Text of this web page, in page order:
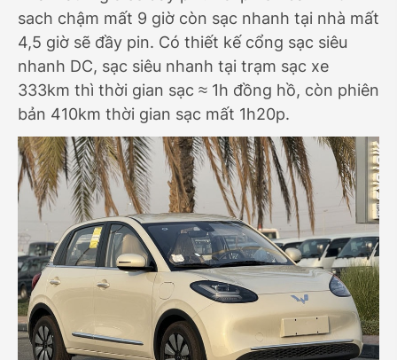
sach chậm mất 9 giờ còn sạc nhanh tại nhà mất
4,5 giờ sẽ đầy pin. Có thiết kế cổng sạc siêu
nhanh DC, sạc siêu nhanh tại trạm sạc xe
333km thì thời gian sạc ≈ 1h đồng hồ, còn phiên
bản 410km thời gian sạc mất 1h20p.